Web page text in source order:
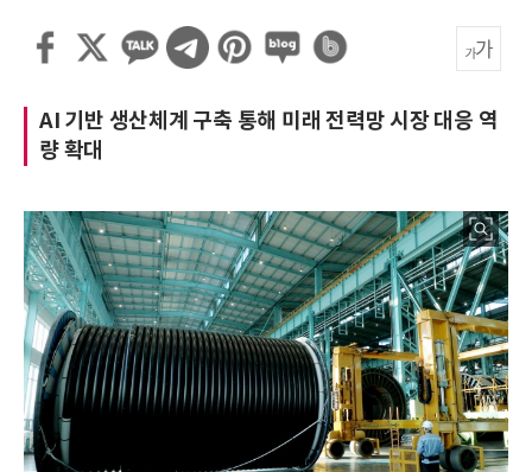
AI 기반 생산체계 구축 통해 미래 전력망 시장 대응 역
량 확대